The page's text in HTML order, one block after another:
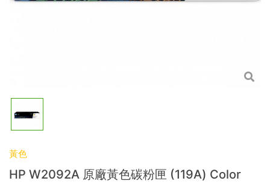
黃色
HP W2092A 原廠黃色碳粉匣 (119A) Color